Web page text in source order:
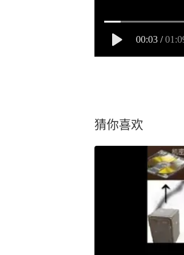
00:03 /
猜你喜欢